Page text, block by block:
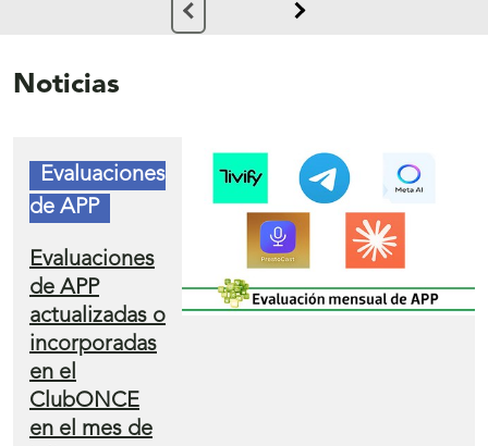
Noticias
Evaluaciones
de APP
Evaluaciones
de APP
actualizadas o
incorporadas
en el
ClubONCE
en el mes de